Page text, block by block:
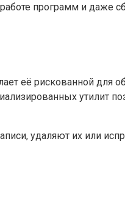
программ и даже
её рискованной
утилит
удаляют их или